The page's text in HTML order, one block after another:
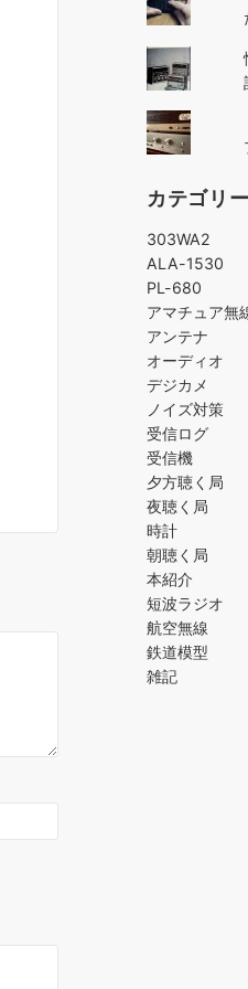
カテゴリー
303WA2
ALA-1530
PL-680
アマチュア無
アンテナ
オーディオ
デジカメ
ノイズ対策
受信ログ
受信機
夕方聴く局
夜聴く局
時計
朝聴く局
本紹介
短波ラジオ
航空無線
鉄道模型
雑記